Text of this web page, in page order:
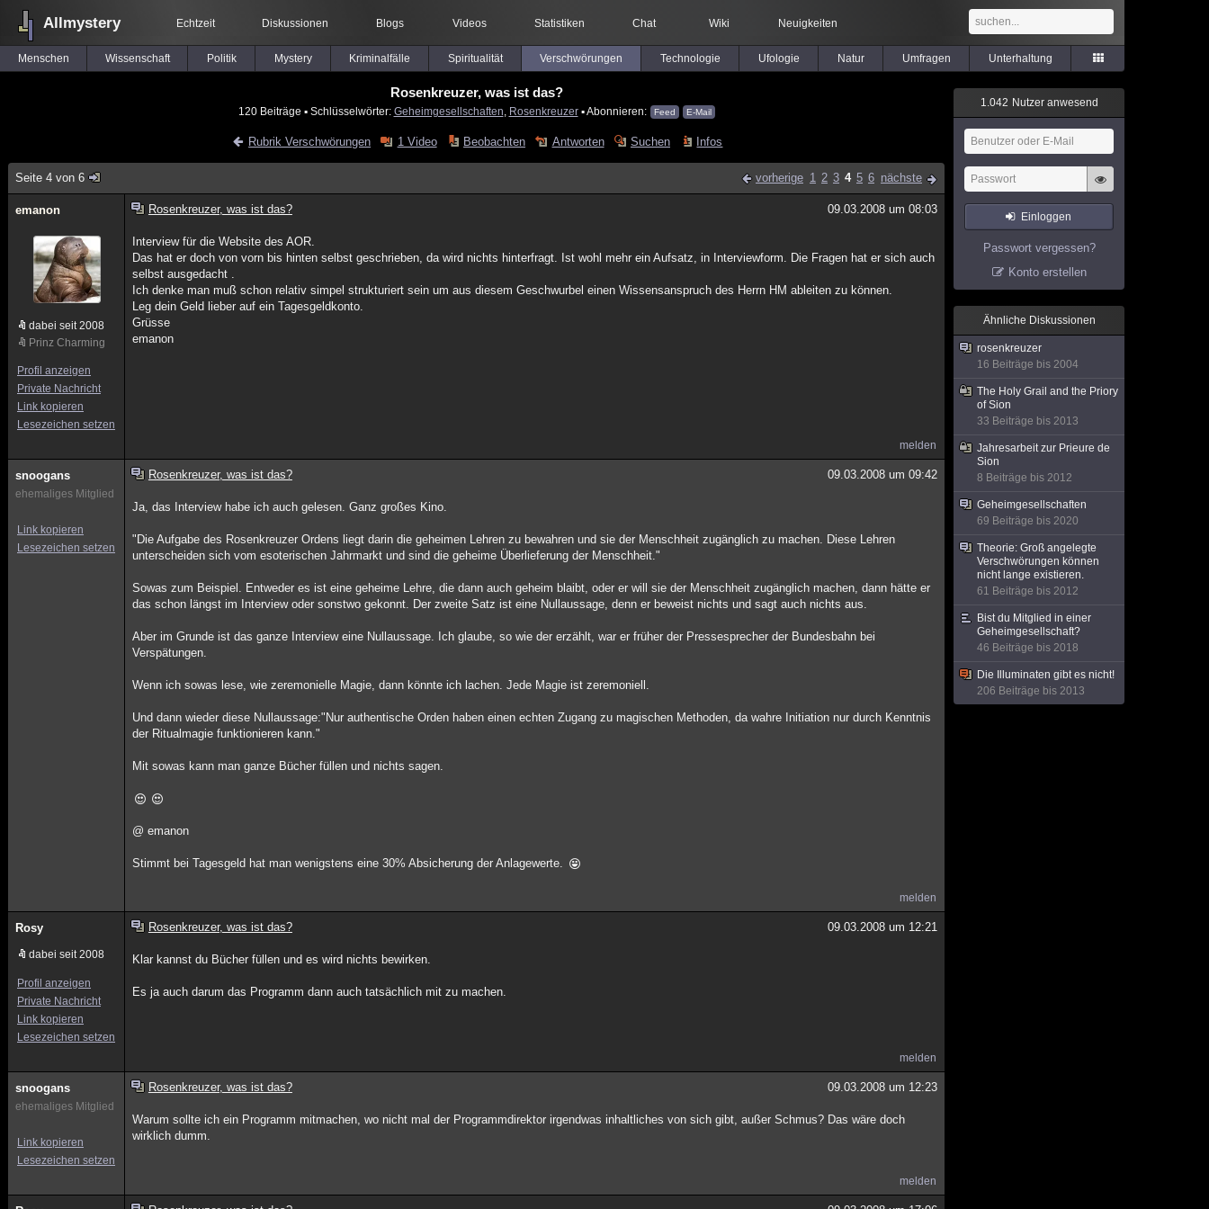
Allmystery Echtzeit Diskussionen Blogs Videos Statistiken Chat Wiki Neuigkeiten
Menschen Wissenschaft Politik Mystery Kriminalfälle Spiritualität Verschwörungen Technologie Ufologie Natur Umfragen Unterhaltung
Rosenkreuzer, was ist das?
120 Beiträge ▪ Schlüsselwörter: Geheimgesellschaften Rosenkreuzer▪ Abonnieren: Feed E-Mail
Rubrik Verschwörungen 1 Video Beobachten Antworten Suchen Infos
Seite 4 von 6 vorherige 1 2 3 4 5 6 nächste
emanon
dabei seit 2008
Prinz Charming
Profil anzeigen
Private Nachricht
Link kopieren
Lesezeichen setzen
Rosenkreuzer, was ist das? 09.03.2008 um 08:03
Interview für die Website des AOR.
Das hat er doch von vorn bis hinten selbst geschrieben, da wird nichts hinterfragt. Ist wohl mehr ein Aufsatz, in Interviewform. Die Fragen hat er sich auch
selbst ausgedacht .
Ich denke man muß schon relativ simpel strukturiert sein um aus diesem Geschwurbel einen Wissensanspruch des Herrn HM ableiten zu können.
Leg dein Geld lieber auf ein Tagesgeldkonto.
Grüsse
emanon
melden
snoogans
ehemaliges Mitglied
Link kopieren
Lesezeichen setzen
Rosenkreuzer, was ist das? 09.03.2008 um 09:42
Ja, das Interview habe ich auch gelesen. Ganz großes Kino.
"Die Aufgabe des Rosenkreuzer Ordens liegt darin die geheimen Lehren zu bewahren und sie der Menschheit zugänglich zu machen. Diese Lehren
unterscheiden sich vom esoterischen Jahrmarkt und sind die geheime Überlieferung der Menschheit."
Sowas zum Beispiel. Entweder es ist eine geheime Lehre, die dann auch geheim blaibt, oder er will sie der Menschheit zugänglich machen, dann hätte er
das schon längst im Interview oder sonstwo gekonnt. Der zweite Satz ist eine Nullaussage, denn er beweist nichts und sagt auch nichts aus.
Aber im Grunde ist das ganze Interview eine Nullaussage. Ich glaube, so wie der erzählt, war er früher der Pressesprecher der Bundesbahn bei
Verspätungen.
Wenn ich sowas lese, wie zeremonielle Magie, dann könnte ich lachen. Jede Magie ist zeremoniell.
Und dann wieder diese Nullaussage:"Nur authentische Orden haben einen echten Zugang zu magischen Methoden, da wahre Initiation nur durch Kenntnis
der Ritualmagie funktionieren kann."
Mit sowas kann man ganze Bücher füllen und nichts sagen.
@ emanon
Stimmt bei Tagesgeld hat man wenigstens eine 30% Absicherung der Anlagewerte.
melden
Rosy
dabei seit 2008
Profil anzeigen
Private Nachricht
Link kopieren
Lesezeichen setzen
Rosenkreuzer, was ist das? 09.03.2008 um 12:21
Klar kannst du Bücher füllen und es wird nichts bewirken.
Es ja auch darum das Programm dann auch tatsächlich mit zu machen.
melden
snoogans
ehemaliges Mitglied
Link kopieren
Lesezeichen setzen
Rosenkreuzer, was ist das? 09.03.2008 um 12:23
Warum sollte ich ein Programm mitmachen, wo nicht mal der Programmdirektor irgendwas inhaltliches von sich gibt, außer Schmus? Das wäre doch
wirklich dumm.
melden
1.042 Nutzer anwesend
Einloggen
Passwort vergessen?
Konto erstellen
Ähnliche Diskussionen
rosenkreuzer
16 Beiträge bis 2004
The Holy Grail and the Priory
of Sion
33 Beiträge bis 2013
Jahresarbeit zur Prieure de
Sion
8 Beiträge bis 2012
Geheimgesellschaften
69 Beiträge bis 2020
Theorie: Groß angelegte
Verschwörungen können
nicht lange existieren.
61 Beiträge bis 2012
Bist du Mitglied in einer
Geheimgesellschaft?
46 Beiträge bis 2018
Die Illuminaten gibt es nicht!
206 Beiträge bis 2013